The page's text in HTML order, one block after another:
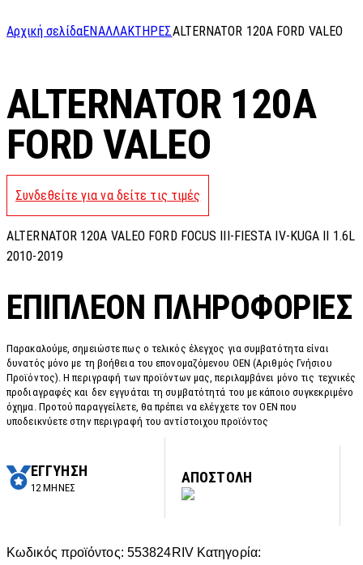
Αρχική σελίδαΕΝΑΛΛΑΚΤΗΡΕΣALTERNATOR 120A FORD VALEO
ALTERNATOR 120A
FORD VALEO
Συνδεθείτε για να δείτε τις τιμές
ALTERNATOR 120A VALEO FORD FOCUS III-FIESTA IV-KUGA II 1.6L
2010-2019
ΕΠΙΠΛΈΟΝ ΠΛΗΡΟΦΟΡΊΕΣ
Παρακαλούμε, σημειώστε πως ο τελικός έλεγχος για συμβατότητα είναι
δυνατός μόνο με τη βοήθεια του επονομαζόμενου OEN (Αριθμός Γνήσιου
Προϊόντος). Η περιγραφή των προϊόντων μας, περιλαμβάνει μόνο τις τεχνικές
προδιαγραφές και δεν εγγυάται τη συμβατότητά του με κάποιο συγκεκριμένο
όχημα. Προτού παραγγείλετε, θα πρέπει να ελέγχετε τον OEN που
υποδεικνύετε στην περιγραφή του αντίστοιχου προϊόντος
ΕΓΓΥΗΣΗ
12 ΜΗΝΕΣ
ΑΠΟΣΤΟΛΗ
Κωδικός προϊόντος: 553824RIV Κατηγορία: